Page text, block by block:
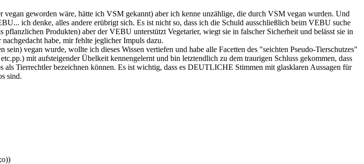
geworden wäre, hätte ich VSM gekannt) aber ich kenne unzählige, die durch VSM vegan wurden. Und
ich denke, alles andere erübrigt sich. Es ist nicht so, dass ich die Schuld ausschließlich beim VEBU suche
Produkten) aber der VEBU unterstützt Vegetarier, wiegt sie in falscher Sicherheit und belässt sie in
habe, mir fehlte jeglicher Impuls dazu.
vegan wurde, wollte ich dieses Wissen vertiefen und habe alle Facetten des "seichten Pseudo-Tierschutzes"
mit aufsteigender Übelkeit kennengelernt und bin letztendlich zu dem traurigen Schluss gekommen, dass
Tierrechtler bezeichnen können. Es ist wichtig, dass es DEUTLICHE Stimmen mit glasklaren Aussagen für
sind.